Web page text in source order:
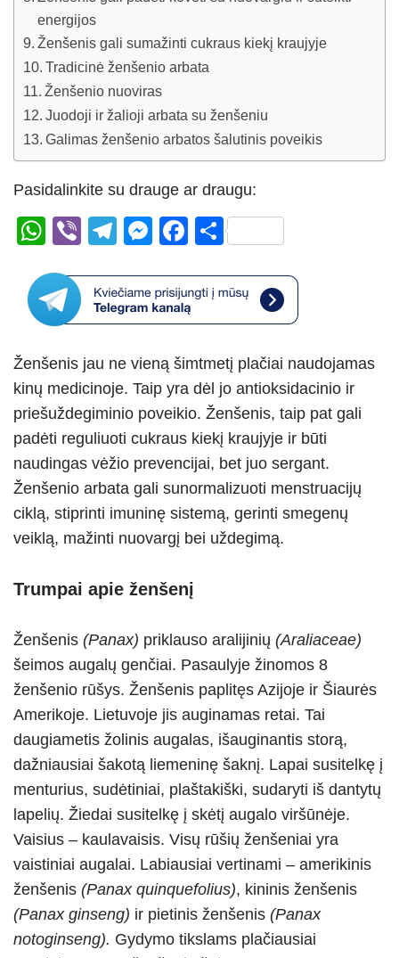
energijos
Ženšenis gali sumažinti cukraus kiekį kraujyje
Tradicinė ženšenio arbata
Ženšenio nuoviras
Juodoji ir žalioji arbata su ženšeniu
Galimas ženšenio arbatos šalutinis poveikis
Pasidalinkite su drauge ar draugu:
W
at
s
p
p
Vi
er
T
e
gr
m
M
ss
e
g
er
F
c
e
o
o
k
S
ar
e
Ženšenis jau ne vieną šimtmetį plačiai naudojamas
kinų medicinoje. Taip yra dėl jo antioksidacinio ir
priešuždegiminio poveikio. Ženšenis, taip pat gali
padėti reguliuoti cukraus kiekį kraujyje ir būti
naudingas vėžio prevencijai, bet juo sergant.
Ženšenio arbata gali sunormalizuoti menstruacijų
ciklą, stiprinti imuninę sistemą, gerinti smegenų
veiklą, mažinti nuovargį bei uždegimą.
Trumpai apie ženšenį
Ženšenis (Panax) priklauso aralijinių (Araliaceae)
šeimos augalų genčiai. Pasaulyje žinomos 8
ženšenio rūšys. Ženšenis paplitęs Azijoje ir Šiaurės
Amerikoje. Lietuvoje jis auginamas retai. Tai
daugiametis žolinis augalas, išauginantis storą,
dažniausiai šakotą liemeninę šaknį. Lapai susitelkę į
menturius, sudėtiniai, plaštakiški, sudaryti iš dantytų
lapelių. Žiedai susitelkę į skėtį augalo viršūnėje.
Vaisius – kaulavaisis. Visų rūšių ženšeniai yra
vaistiniai augalai. Labiausiai vertinami – amerikinis
ženšenis (Panax quinquefolius), kininis ženšenis
(Panax ginseng) ir pietinis ženšenis (Panax
notoginseng). Gydymo tikslams plačiausiai